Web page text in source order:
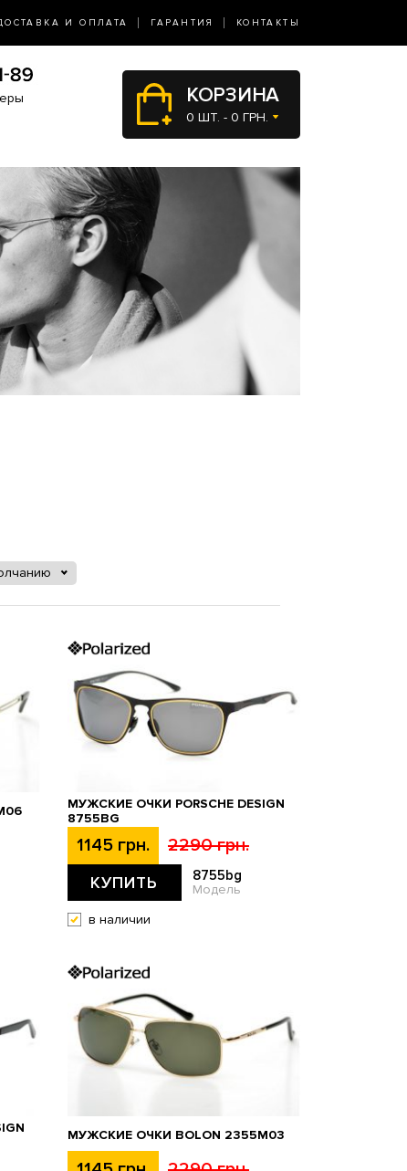
И ОПЛАТА ГАРАНТИЯ КОНТАКТЫ
КОРЗИНА
0 ШТ. - 0 ГРН.
МУЖСКИЕ ОЧКИ PORSCHE DESIGN
8755BG
1145 грн. 2290 грн.
КУПИТЬ 8755bg
Модель
в наличии
МУЖСКИЕ ОЧКИ BOLON 2355M03